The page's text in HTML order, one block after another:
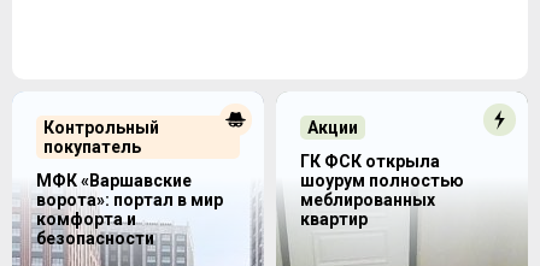
Контрольный
покупатель
МФК «Варшавские
ворота»: портал в мир
комфорта и
безопасности
Акции
ГК ФСК открыла
шоурум полностью
меблированных
квартир